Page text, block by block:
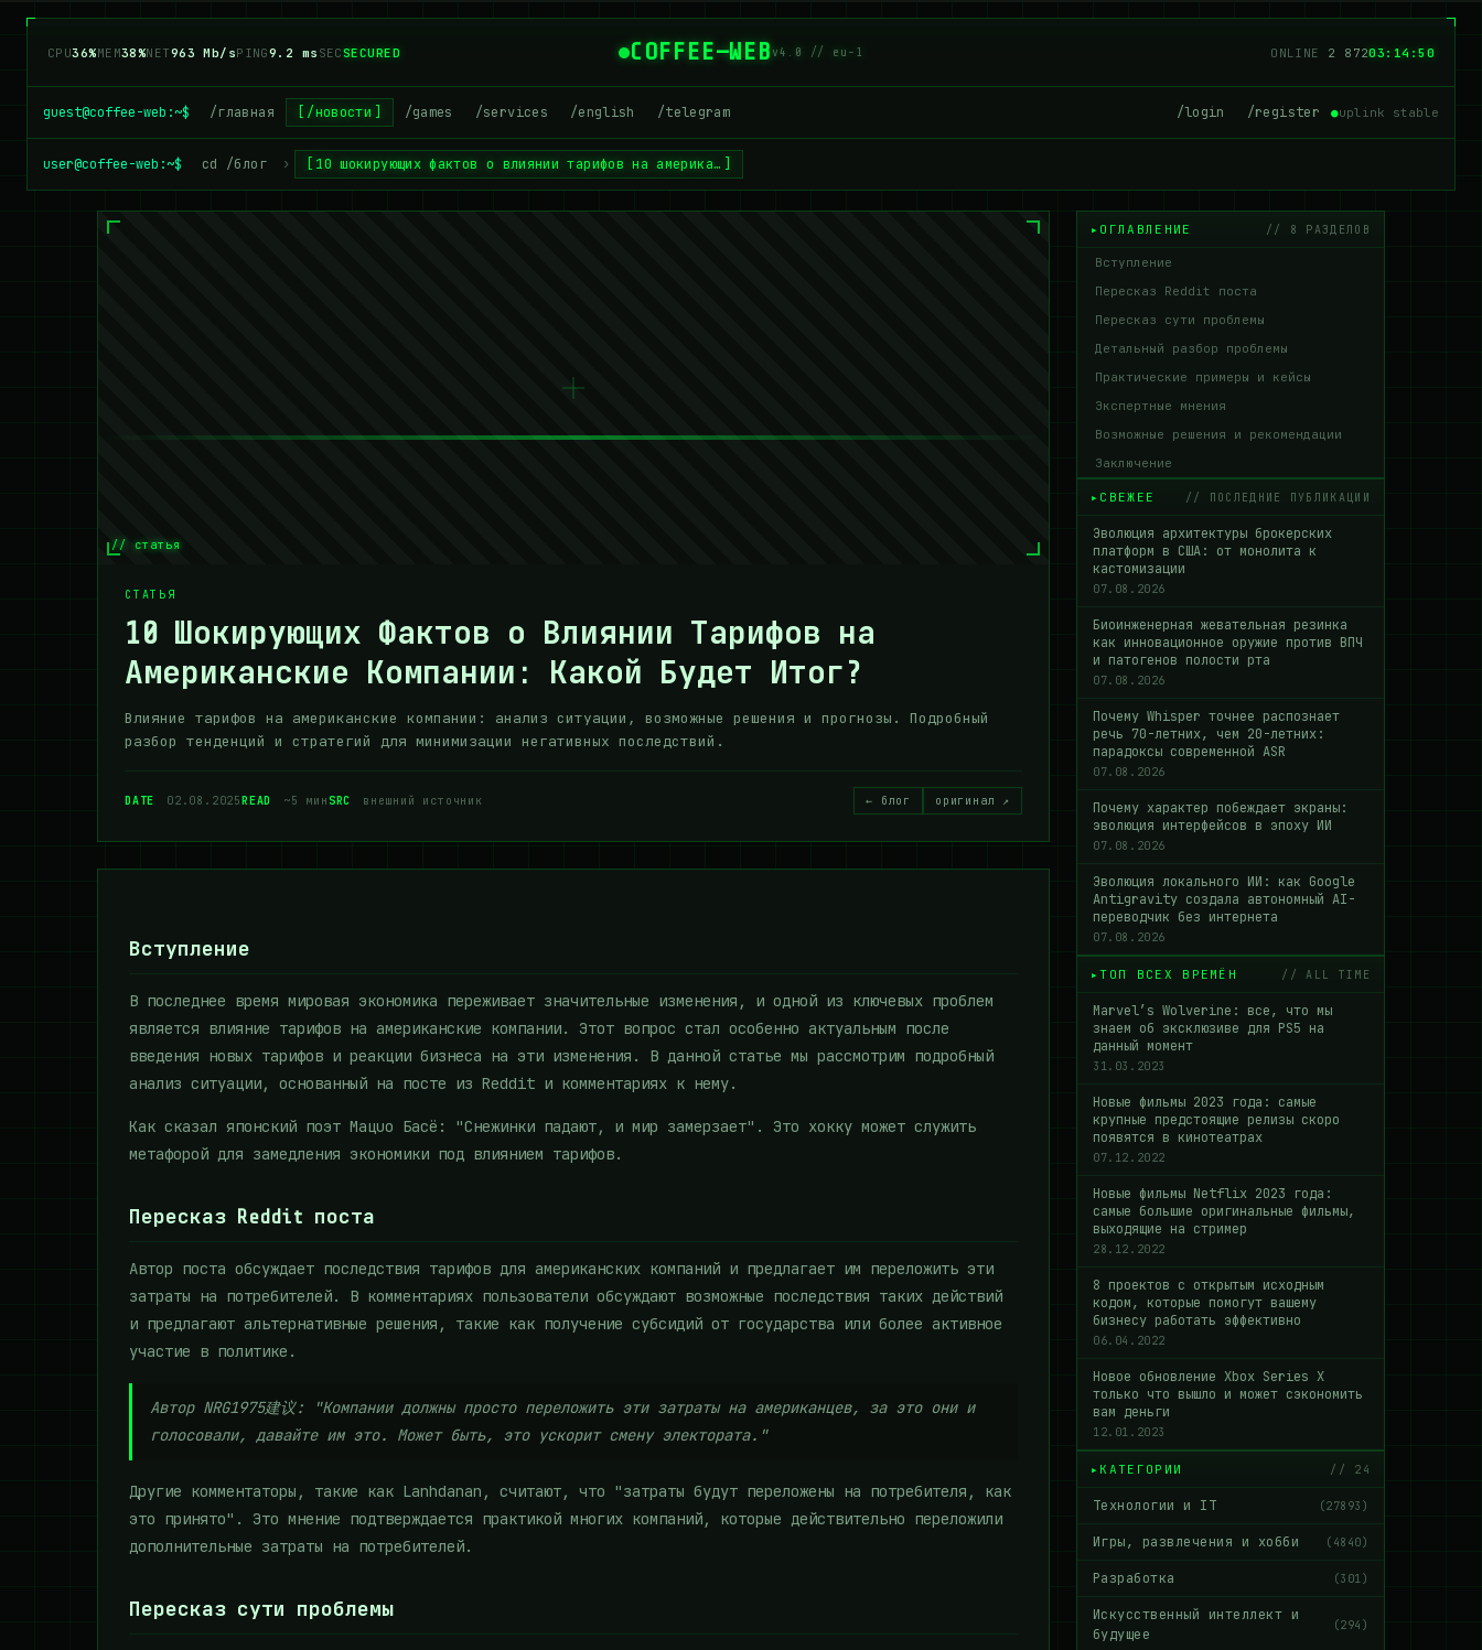
CPU42%MEM39%NET943 Mb/sPING9.2 ms SECSECURED COFFEE—WEBv4.0 // eu-1 ONLINE 2 87903:14:51
guest@coffee-web:~$ /главная /новости /games /services /english /telegram /login /register ●uplink stable
user@coffee-web:~$ cd /блог › 10 шокирующих фактов о влиянии тарифов на америка…
// статья
СТАТЬЯ
10 Шокирующих Фактов о Влиянии Тарифов на
Американские Компании: Какой Будет Итог?
Влияние тарифов на американские компании: анализ ситуации, возможные решения и прогнозы. Подробный
разбор тенденций и стратегий для минимизации негативных последствий.
DATE 02.08.2025READ ~5 минSRC внешний источник ← блог оригинал ↗
Вступление
В последнее время мировая экономика переживает значительные изменения, и одной из ключевых проблем
является влияние тарифов на американские компании. Этот вопрос стал особенно актуальным после
введения новых тарифов и реакции бизнеса на эти изменения. В данной статье мы рассмотрим подробный
анализ ситуации, основанный на посте из Reddit и комментариях к нему.
Как сказал японский поэт Мацuo Басё: "Снежинки падают, и мир замерзает". Это хокку может служить
метафорой для замедления экономики под влиянием тарифов.
Пересказ Reddit поста
Автор поста обсуждает последствия тарифов для американских компаний и предлагает им переложить эти
затраты на потребителей. В комментариях пользователи обсуждают возможные последствия таких действий
и предлагают альтернативные решения, такие как получение субсидий от государства или более активное
участие в политике.
Автор NRG1975建议: "Компании должны просто переложить эти затраты на американцев, за это они и
голосовали, давайте им это. Может быть, это ускорит смену электората."
Другие комментаторы, такие как Lanhdanan, считают, что "затраты будут переложены на потребителя, как
это принято". Это мнение подтверждается практикой многих компаний, которые действительно переложили
дополнительные затраты на потребителей.
Пересказ сути проблемы
ОГЛАВЛЕНИЕ // 8 РАЗДЕЛОВ
Вступление
Пересказ Reddit поста
Пересказ сути проблемы
Детальный разбор проблемы
Практические примеры и кейсы
Экспертные мнения
Возможные решения и рекомендации
Заключение
СВЕЖЕЕ // ПОСЛЕДНИЕ ПУБЛИКАЦИИ
Эволюция архитектуры брокерских
платформ в США: от монолита к
кастомизации
07.08.2026
Биоинженерная жевательная резинка
как инновационное оружие против ВПЧ
и патогенов полости рта
07.08.2026
Почему Whisper точнее распознает
речь 70-летних, чем 20-летних:
парадоксы современной ASR
07.08.2026
Почему характер побеждает экраны:
эволюция интерфейсов в эпоху ИИ
07.08.2026
Эволюция локального ИИ: как Google
Antigravity создала автономный AI-
переводчик без интернета
07.08.2026
ТОП ВСЕХ ВРЕМЁН // ALL TIME
Marvel’s Wolverine: все, что мы
знаем об эксклюзиве для PS5 на
данный момент
31.03.2023
Новые фильмы 2023 года: самые
крупные предстоящие релизы скоро
появятся в кинотеатрах
07.12.2022
Новые фильмы Netflix 2023 года:
самые большие оригинальные фильмы,
выходящие на стример
28.12.2022
8 проектов с открытым исходным
кодом, которые помогут вашему
бизнесу работать эффективно
06.04.2022
Новое обновление Xbox Series X
только что вышло и может сэкономить
вам деньги
12.01.2023
КАТЕГОРИИ // 24
Технологии и IT (27893)
Игры, развлечения и хобби (4840)
Разработка (301)
Искусственный интеллект и
будущее
(294)